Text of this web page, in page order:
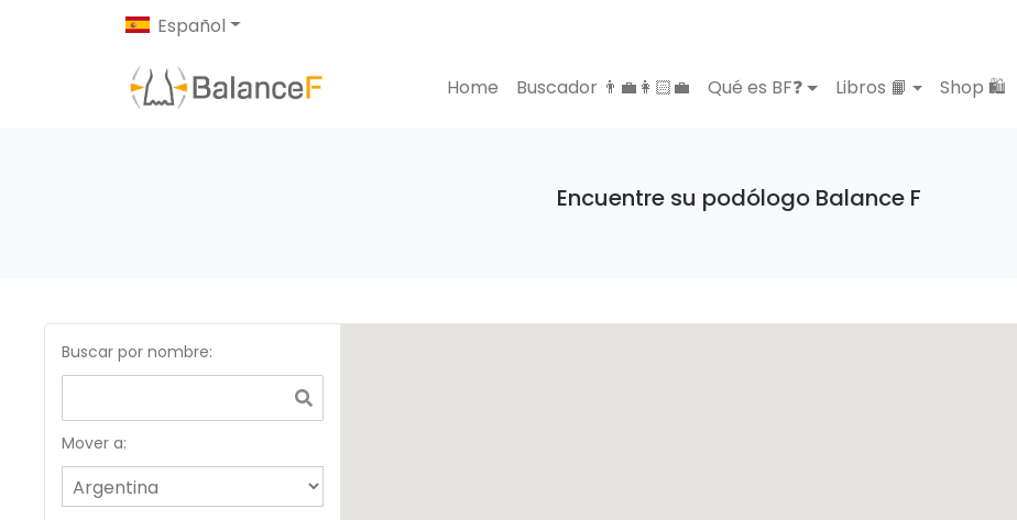
Español
Home Buscador 👨‍💼👩🏻‍💼 Qué es BF❓ Libros 📙 Shop 🛍️
Encuentre su podólogo Balance F
Buscar por nombre:
Mover a: